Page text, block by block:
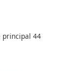
principal 44